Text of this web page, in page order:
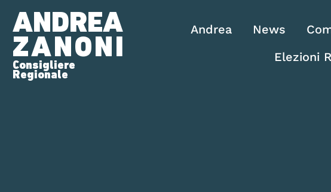
ANDREA
ZANONI
Consigliere
Regionale
Andrea News
Elezioni